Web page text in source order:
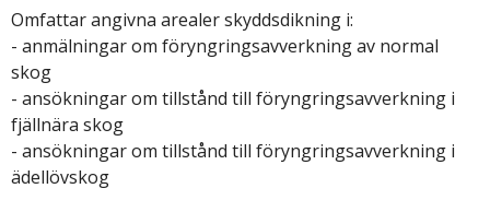
Omfattar angivna arealer skyddsdikning i:
- anmälningar om föryngringsavverkning av normal
skog
- ansökningar om tillstånd till föryngringsavverkning i
fjällnära skog
- ansökningar om tillstånd till föryngringsavverkning i
ädellövskog